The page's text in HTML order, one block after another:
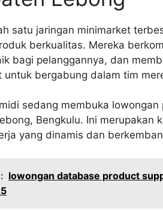
satu jaringan minimarket
berkualitas. Mereka
bagi pelanggannya, dan
untuk bergabung dalam tim
sedang membuka
Bengkulu. Ini merupakan
yang dinamis dan
lowongan database product